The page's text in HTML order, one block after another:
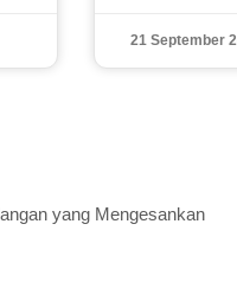
21 September
yang Mengesankan